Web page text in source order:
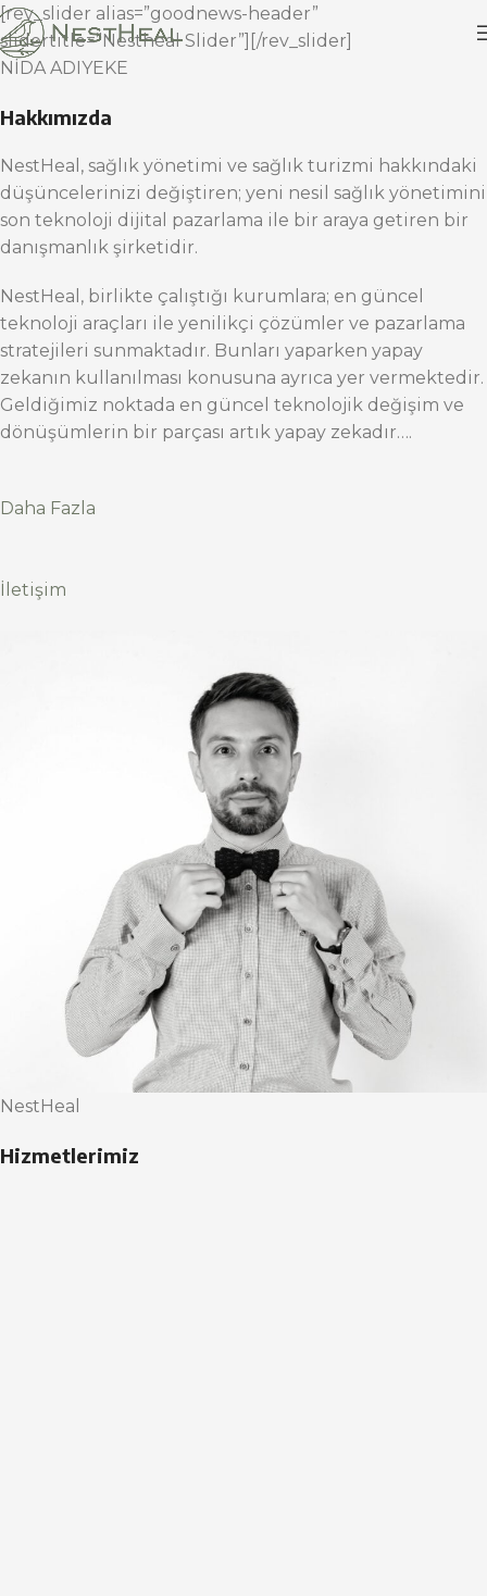
[rev_slider alias=”goodnews-header”
slidertitle=”Nestheal Slider”][/rev_slider]
NİDA ADIYEKE
Hakkımızda
NestHeal, sağlık yönetimi ve sağlık turizmi hakkındaki
düşüncelerinizi değiştiren; yeni nesil sağlık yönetimini
son teknoloji dijital pazarlama ile bir araya getiren bir
danışmanlık şirketidir.
NestHeal, birlikte çalıştığı kurumlara; en güncel
teknoloji araçları ile yenilikçi çözümler ve pazarlama
stratejileri sunmaktadır. Bunları yaparken yapay
zekanın kullanılması konusuna ayrıca yer vermektedir.
Geldiğimiz noktada en güncel teknolojik değişim ve
dönüşümlerin bir parçası artık yapay zekadır….
Daha Fazla
İletişim
NestHeal
Hizmetlerimiz